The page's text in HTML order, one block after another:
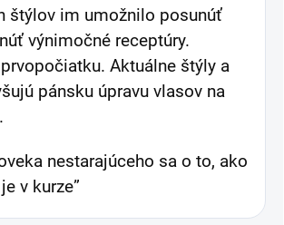
štýlov im umožnilo posunúť
výnimočné receptúry.
Aktuálne štýly a
pánsku úpravu vlasov na
nestarajúceho sa o to, ako
v kurze”